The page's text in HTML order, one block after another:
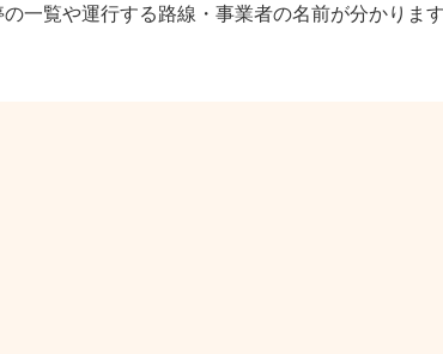
一覧や運行する路線・事業者の名前が分かります